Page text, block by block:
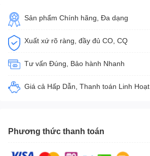
Sản phẩm Chính hãng, Đa dạng
Xuất xứ rõ ràng, đầy đủ CO, CQ
Tư vấn Đúng, Bảo hành Nhanh
Giá cả Hấp Dẫn, Thanh toán Linh Hoạt
Phương thức thanh toán